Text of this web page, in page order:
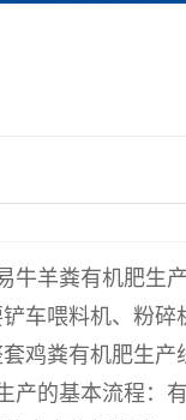
牛羊粪有机肥生
车喂料机、粉
鸡粪有机肥生产
产的基本流程：